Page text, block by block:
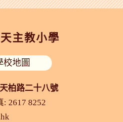
主教小學
柏路二十八號
校地圖
: 2617 8252